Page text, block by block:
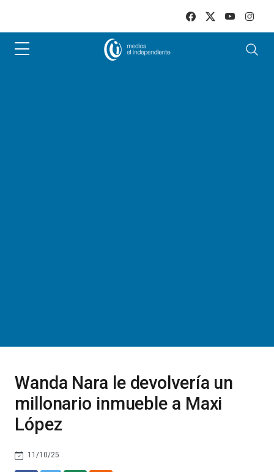
Wanda Nara le devolvería un
millonario inmueble a Maxi
López
11/10/25